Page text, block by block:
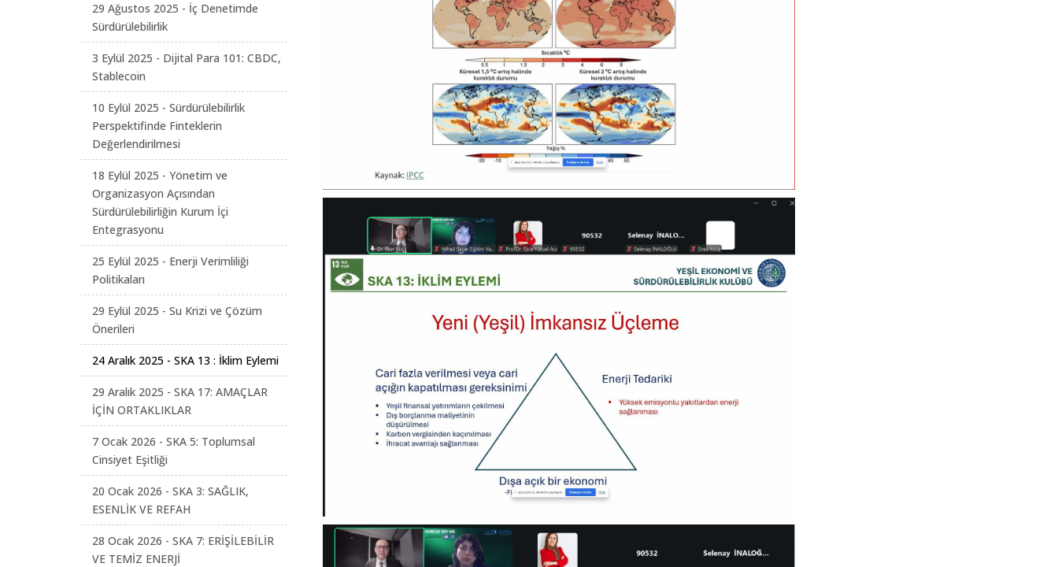
29 Ağustos 2025 - İç Denetimde
Sürdürülebilirlik
3 Eylül 2025 - Dijital Para 101: CBDC,
Stablecoin
10 Eylül 2025 - Sürdürülebilirlik
Perspektifinde Finteklerin
Değerlendirilmesi
18 Eylül 2025 - Yönetim ve
Organizasyon Açısından
Sürdürülebilirliğin Kurum İçi
Entegrasyonu
25 Eylül 2025 - Enerji Verimliliği
Politikaları
29 Eylül 2025 - Su Krizi ve Çözüm
Önerileri
24 Aralık 2025 - SKA 13 : İklim Eylemi
29 Aralık 2025 - SKA 17: AMAÇLAR
İÇİN ORTAKLIKLAR
7 Ocak 2026 - SKA 5: Toplumsal
Cinsiyet Eşitliği
20 Ocak 2026 - SKA 3: SAĞLIK,
ESENLİK VE REFAH
28 Ocak 2026 - SKA 7: ERİŞİLEBİLİR
VE TEMİZ ENERJİ